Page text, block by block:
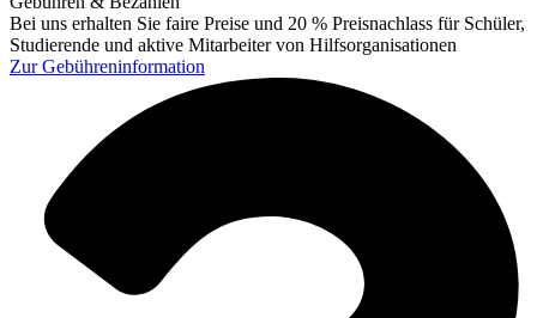
Bei uns erhalten Sie faire Preise und 20 % Preisnachlass für Schüler,
Studierende und aktive Mitarbeiter von Hilfsorganisationen
ZurGebühreninformation